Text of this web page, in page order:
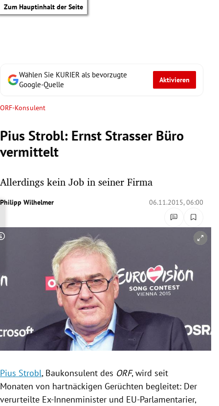
Zum Hauptinhalt der Seite
Untermenü
Untermenü
Untermenü
Untermenü
Untermenü
Untermenü
Untermenü
Wählen Sie KURIER als bevorzugte
Google-Quelle
Aktivieren
ORF-Konsulent
Pius Strobl: Ernst Strasser Büro
vermittelt
Allerdings kein Job in seiner Firma
Philipp Wilhelmer 06.11.2015, 06:00
Copyright-Hinweis öffnen/schließen
Pius Strobl, Baukonsulent des ORF, wird seit
Monaten von hartnäckigen Gerüchten begleitet: Der
verurteilte Ex-Innenminister und EU-Parlamentarier,